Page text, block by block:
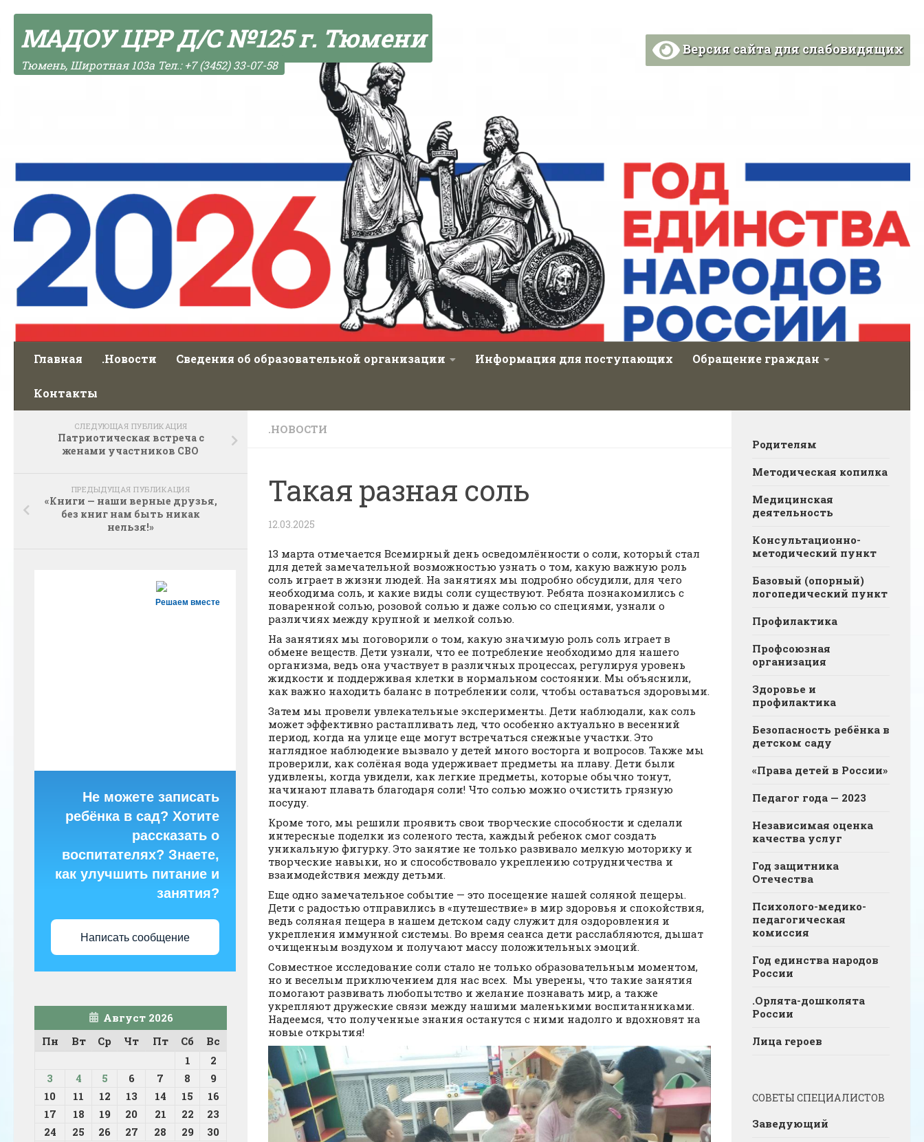
МАДОУ ЦРР Д/С №125 г. Тюмени
Тюмень, Широтная 103а Тел.: +7 (3452) 33-07-58
Версия сайта для слабовидящих
Главная .Новости Сведения об образовательной организации Информация для поступающих Обращение граждан
Контакты
.НОВОСТИ
Такая разная соль
12.03.2025
13 марта отмечается Всемирный день осведомлённости о соли, который стал
для детей замечательной возможностью узнать о том, какую важную роль
соль играет в жизни людей. На занятиях мы подробно обсудили, для чего
необходима соль, и какие виды соли существуют. Ребята познакомились с
поваренной солью, розовой солью и даже солью со специями, узнали о
различиях между крупной и мелкой солью.
На занятиях мы поговорили о том, какую значимую роль соль играет в
обмене веществ. Дети узнали, что ее потребление необходимо для нашего
организма, ведь она участвует в различных процессах, регулируя уровень
жидкости и поддерживая клетки в нормальном состоянии. Мы объяснили,
как важно находить баланс в потреблении соли, чтобы оставаться здоровыми.
Затем мы провели увлекательные эксперименты. Дети наблюдали, как соль
может эффективно растапливать лед, что особенно актуально в весенний
период, когда на улице еще могут встречаться снежные участки. Это
наглядное наблюдение вызвало у детей много восторга и вопросов. Также мы
проверили, как солёная вода удерживает предметы на плаву. Дети были
удивлены, когда увидели, как легкие предметы, которые обычно тонут,
начинают плавать благодаря соли! Что солью можно очистить грязную
посуду.
Кроме того, мы решили проявить свои творческие способности и сделали
интересные поделки из соленого теста, каждый ребенок смог создать
уникальную фигурку. Это занятие не только развивало мелкую моторику и
творческие навыки, но и способствовало укреплению сотрудничества и
взаимодействия между детьми.
Еще одно замечательное событие — это посещение нашей соляной пещеры.
Дети с радостью отправились в «путешествие» в мир здоровья и спокойствия,
ведь соляная пещера в нашем детском саду служит для оздоровления и
укрепления иммунной системы. Во время сеанса дети расслабляются, дышат
очищенным воздухом и получают массу положительных эмоций.
Совместное исследование соли стало не только образовательным моментом,
но и веселым приключением для нас всех. Мы уверены, что такие занятия
помогают развивать любопытство и желание познавать мир, а также
укрепляют дружеские связи между нашими маленькими воспитанниками.
Надеемся, что полученные знания останутся с ними надолго и вдохновят на
новые открытия!
СЛЕДУЮЩАЯ ПУБЛИКАЦИЯ
Патриотическая встреча с
женами участников СВО
ПРЕДЫДУЩАЯ ПУБЛИКАЦИЯ
«Книги — наши верные друзья,
без книг нам быть никак
нельзя!»
Решаем вместе
Не можете записать
ребёнка в сад? Хотите
рассказать о
воспитателях? Знаете,
как улучшить питание и
занятия?
Написать сообщение
Август 2026
Пн
Вт Ср Чт Пт Сб
Вс
1
2
3
4 5 6 7 8
9
10
11 12 13 14 15
16
17
18 19 20 21 22
23
24
25 26 27 28 29
30
Родителям
Методическая копилка
Медицинская
деятельность
Консультационно-
методический пункт
Базовый (опорный)
логопедический пункт
Профилактика
Профсоюзная
организация
Здоровье и
профилактика
Безопасность ребёнка в
детском саду
«Права детей в России»
Педагог года — 2023
Независимая оценка
качества услуг
Год защитника
Отечества
Психолого-медико-
педагогическая
комиссия
Год единства народов
России
.Орлята-дошколята
России
Лица героев
СОВЕТЫ СПЕЦИАЛИСТОВ
Заведующий